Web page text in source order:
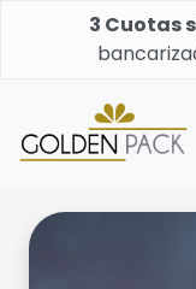
3 Cuotas